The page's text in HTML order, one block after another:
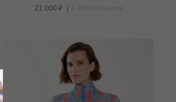
21 000₽ | + 1050 бонусов